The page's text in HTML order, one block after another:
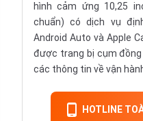
hình cảm ứng 10,25
chuẩn) có dịch vụ
Android Auto và Apple
được trang bị cụm
các thông tin về vận
HOTLINE